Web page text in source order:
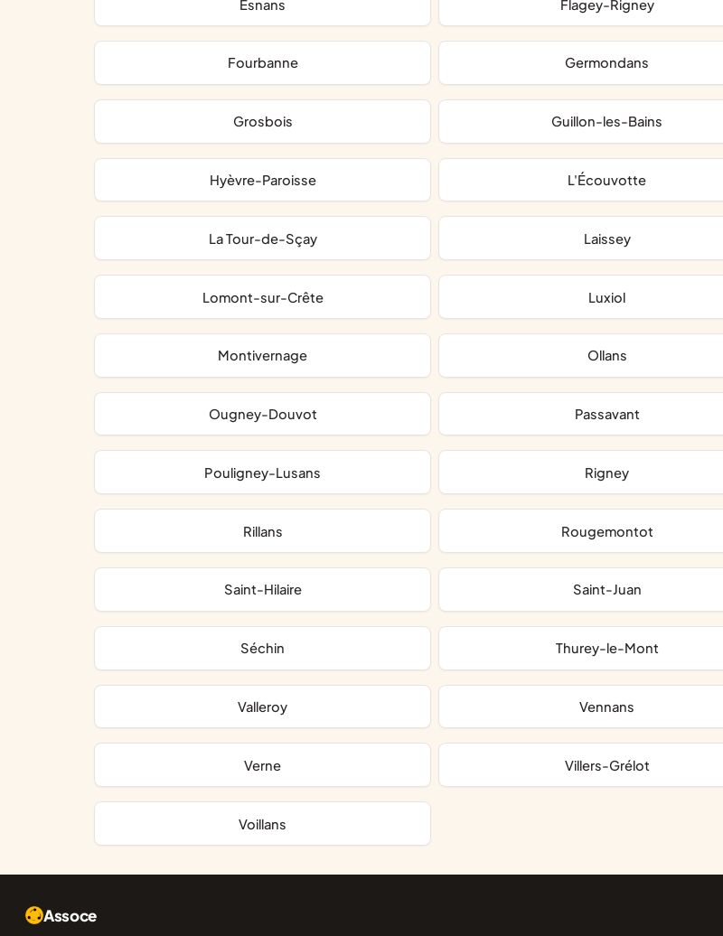
Esnans Flagey-Rigney
Fourbanne Germondans
Grosbois Guillon-les-Bains
Hyèvre-Paroisse L'Écouvotte
La Tour-de-Sçay Laissey
Lomont-sur-Crête Luxiol
Montivernage Ollans
Ougney-Douvot Passavant
Pouligney-Lusans Rigney
Rillans Rougemontot
Saint-Hilaire Saint-Juan
Séchin Thurey-le-Mont
Valleroy Vennans
Verne Villers-Grélot
Voillans
Assoce